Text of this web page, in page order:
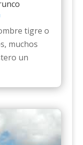
tigre o
muchos
un